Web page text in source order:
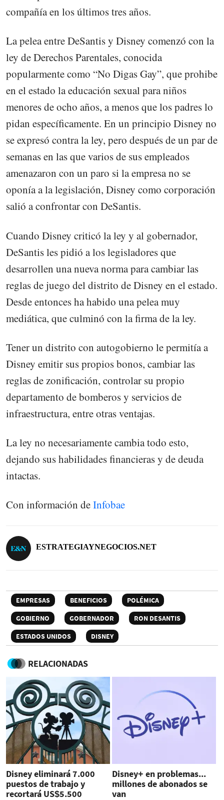
compañía en los últimos tres años.
La pelea entre DeSantis y Disney comenzó con la
ley de Derechos Parentales, conocida
popularmente como “No Digas Gay”, que prohibe
en el estado la educación sexual para niños
menores de ocho años, a menos que los padres lo
pidan específicamente. En un principio Disney no
se expresó contra la ley, pero después de un par de
semanas en las que varios de sus empleados
amenazaron con un paro si la empresa no se
oponía a la legislación, Disney como corporación
salió a confrontar con DeSantis.
Cuando Disney criticó la ley y al gobernador,
DeSantis les pidió a los legisladores que
desarrollen una nueva norma para cambiar las
reglas de juego del distrito de Disney en el estado.
Desde entonces ha habido una pelea muy
mediática, que culminó con la firma de la ley.
Tener un distrito con autogobierno le permitía a
Disney emitir sus propios bonos, cambiar las
reglas de zonificación, controlar su propio
departamento de bomberos y servicios de
infraestructura, entre otras ventajas.
La ley no necesariamente cambia todo esto,
dejando sus habilidades financieras y de deuda
intactas.
Con información deInfobae
ESTRATEGIAYNEGOCIOS.NET
EMPRESAS BENEFICIOS
POLÉMICA
GOBIERNO
GOBERNADOR
RON DESANTIS
ESTADOS UNIDOS
DISNEY
RELACIONADAS
Disney eliminará 7.000
puestos de trabajo y
recortará US$5.500
Disney+ en problemas...
millones de abonados se
van